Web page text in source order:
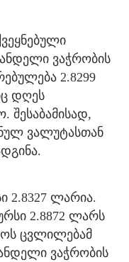
ვაჭრობის
2.8299
დღეს
შესაბამისად,
ვალუტასთან
2.8327 ლარია.
2.8872 ლარს
ცვლილებამ
ვაჭრობის